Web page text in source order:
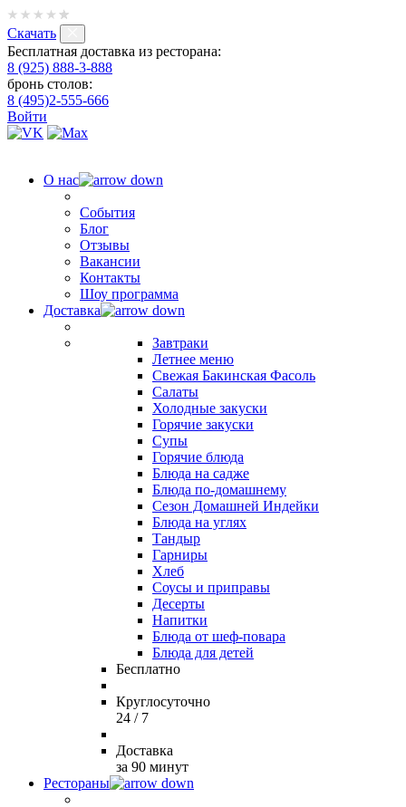
Скачать
Бесплатная доставка из ресторана:
8 (925) 888-3-888
бронь столов:
8 (495)2-555-666
Войти
О нас
События
Блог
Отзывы
Вакансии
Контакты
Шоу программа
Доставка
Завтраки
Летнее меню
Свежая Бакинская Фасоль
Салаты
Холодные закуски
Горячие закуски
Супы
Горячие блюда
Блюда на садже
Блюда по-домашнему
Сезон Домашней Индейки
Блюда на углях
Тандыр
Гарниры
Хлеб
Соусы и приправы
Десерты
Напитки
Блюда от шеф-повара
Блюда для детей
Бесплатно
Круглосуточно
24 / 7
Доставка
за 90 минут
Рестораны